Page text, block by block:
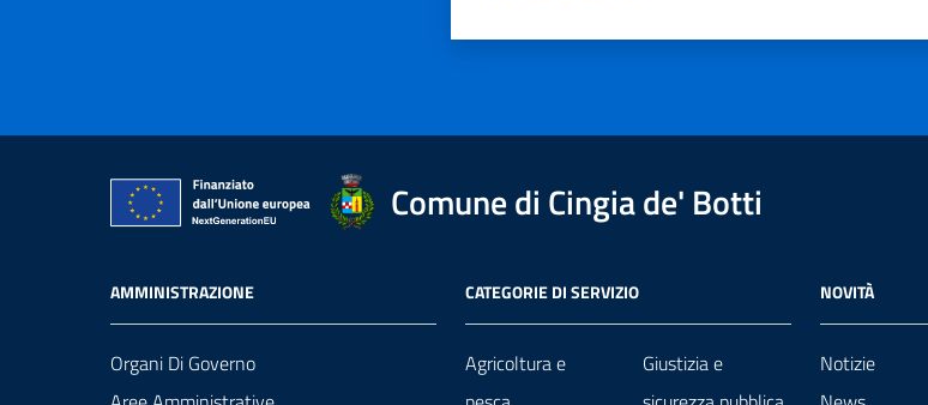
Comune di Cingia de' Botti
AMMINISTRAZIONE
Organi Di Governo
CATEGORIE DI SERVIZIO
Agricoltura e
Giustizia e
NOVITÀ
Notizie